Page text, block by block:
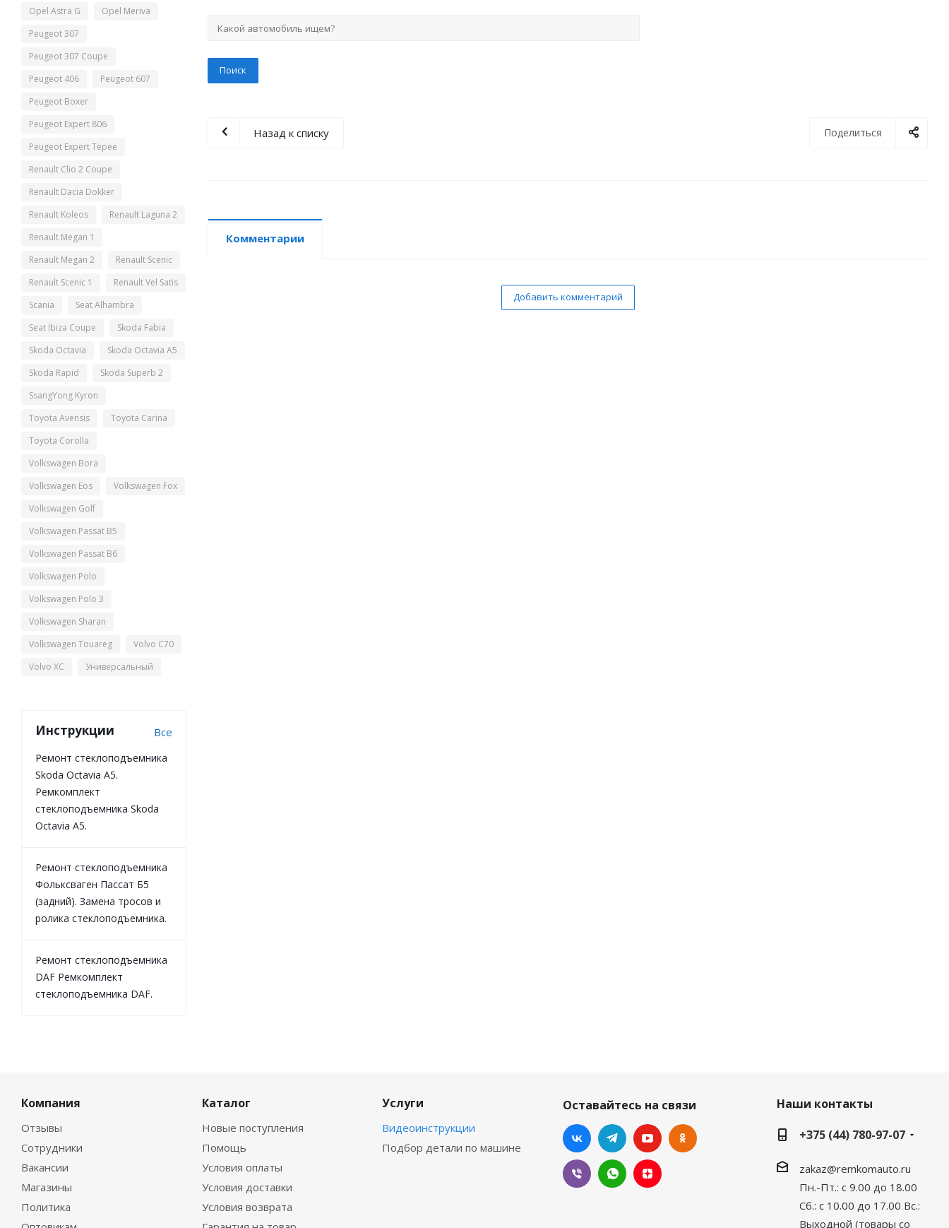
Opel Astra G
Opel Meriva
Peugeot 307
Peugeot 307 Coupe
Peugeot 406
Peugeot 607
Peugeot Boxer
Peugeot Expert 806
Peugeot Expert Tepee
Renault Clio 2 Coupe
Renault Dacia Dokker
Renault Koleos
Renault Laguna 2
Renault Megan 1
Renault Megan 2
Renault Scenic
Renault Scenic 1
Renault Vel Satis
Scania
Seat Alhambra
Seat Ibiza Coupe
Skoda Fabia
Skoda Octavia
Skoda Octavia A5
Skoda Rapid
Skoda Superb 2
SsangYong Kyron
Toyota Avensis
Toyota Carina
Toyota Corolla
Volkswagen Bora
Volkswagen Eos
Volkswagen Fox
Volkswagen Golf
Volkswagen Passat B5
Volkswagen Passat B6
Volkswagen Polo
Volkswagen Polo 3
Volkswagen Sharan
Volkswagen Touareg
Volvo C70
Volvo XC
Универсальный
Инструкции Все
Ремонт стеклоподъемника
Skoda Octavia A5.
Ремкомплект
стеклоподъемника Skoda
Octavia A5.
Ремонт стеклоподъемника
Фольксваген Пассат Б5
(задний). Замена тросов и
ролика стеклоподъемника.
Ремонт стеклоподъемника
DAF Ремкомплект
стеклоподъемника DAF.
Поделиться
Назад к списку
Комментарии
Добавить комментарий
Компания
Отзывы
Сотрудники
Вакансии
Магазины
Политика
Каталог
Новые поступления
Помощь
Условия оплаты
Условия доставки
Условия возврата
Услуги
Видеоинструкции
Подбор детали по машине
Оставайтесь на связи
Наши контакты
+375 (44) 780-97-07
zakaz@remkomauto.ru
Пн.-Пт.: с 9.00 до 18.00
Сб.: с 10.00 до 17.00 Вс.:
Выходной (товары со